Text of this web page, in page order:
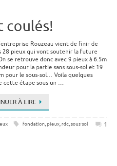
coulés!
Rouzeau vient de finir de
28 pieux qui vont soutenir la future
se retrouve donc avec 9 pieux à 6.5m
pour la partie sans sous-sol et 19
pour le sous-sol… Voila quelques
cette étape sous un …
À LIRE
fondation,pieux,rdc,sous-sol 1